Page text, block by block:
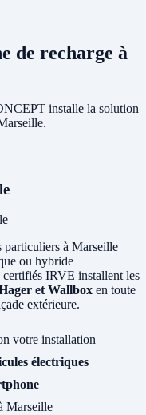
de recharge à
installe la solution
particuliers à Marseille
ou hybride
IRVE installent les
et Wallbox en toute
extérieure.
votre installation
électriques
Marseille